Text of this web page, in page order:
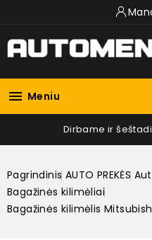
 Meniu
Dirbame ir
Pagrindinis AUTO PREKĖS
Bagažinės kilimėliai
Bagažinės kilimėlis